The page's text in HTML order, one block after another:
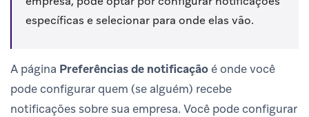
específicas e selecionar para onde elas vão.
A página Preferências de notificaçãoé onde você
pode configurar quem (se alguém) recebe
notificações sobre sua empresa. Você pode configurar